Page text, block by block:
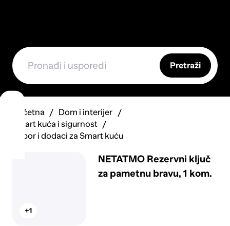
Pretraži
Početna
Dom i interijer
Smart kuća i sigurnost
Pribor i dodaci za Smart kuću
+1
NETATMO Rezervni ključ
za pametnu bravu, 1 kom.